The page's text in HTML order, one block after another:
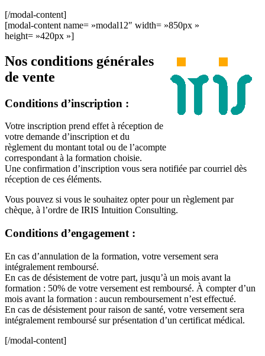
[/modal-content]
[modal-content name= »modal12″ width= »850px »
height= »420px »]
Nos conditions générales
de vente
Conditions d’inscription :
Votre inscription prend effet à réception de
votre demande d’inscription et du
règlement du montant total ou de l’acompte
correspondant à la formation choisie.
Une confirmation d’inscription vous sera notifiée par courriel dès
réception de ces éléments.
Vous pouvez si vous le souhaitez opter pour un règlement par
chèque, à l’ordre de IRIS Intuition Consulting.
Conditions d’engagement :
En cas d’annulation de la formation, votre versement sera
intégralement remboursé.
En cas de désistement de votre part, jusqu’à un mois avant la
formation : 50% de votre versement est remboursé. À compter d’un
mois avant la formation : aucun remboursement n’est effectué.
En cas de désistement pour raison de santé, votre versement sera
intégralement remboursé sur présentation d’un certificat médical.
[/modal-content]